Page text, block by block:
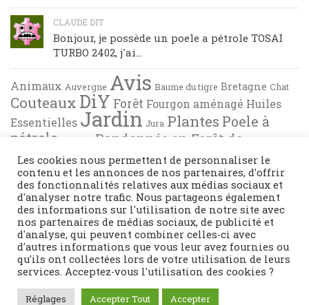
CLAUDE DIT
Bonjour, je possède un poele a pétrole TOSAI
TURBO 2402, j'ai...
Animaux Auvergne Avis Baume du tigre Bretagne Chat
Couteaux DiY Forêt Fourgon aménagé Huiles
Essentielles Jardin Jura Plantes Poele à
pétrole
Randonnée en Forêt de
Brocéliande Recette de cuisine Tests
Fièrement propulsé par - Conçu parThème Hueman
Les cookies nous permettent de personnaliser le
contenu et les annonces de nos partenaires, d'offrir
des fonctionnalités relatives aux médias sociaux et
d'analyser notre trafic. Nous partageons également
des informations sur l'utilisation de notre site avec
nos partenaires de médias sociaux, de publicité et
d'analyse, qui peuvent combiner celles-ci avec
d'autres informations que vous leur avez fournies ou
qu'ils ont collectées lors de votre utilisation de leurs
services. Acceptez-vous l'utilisation des cookies ?
Réglages Accepter Tout Accepter